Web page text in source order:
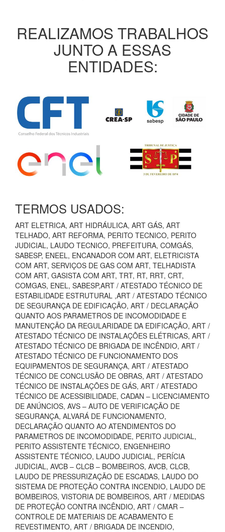
REALIZAMOS TRABALHOS
JUNTO A ESSAS
ENTIDADES:
TERMOS USADOS:
ART ELETRICA, ART HIDRÁULICA, ART GÁS, ART
TELHADO, ART REFORMA, PERITO TECNICO, PERITO
JUDICIAL, LAUDO TECNICO, PREFEITURA, COMGÁS,
SABESP, ENEEL, ENCANADOR COM ART, ELETRICISTA
COM ART, SERVIÇOS DE GAS COM ART, TELHADISTA
COM ART, GASISTA COM ART, TRT, RT, RRT, CRT,
COMGAS, ENEL, SABESP,ART / ATESTADO TÉCNICO DE
ESTABILIDADE ESTRUTURAL ,ART / ATESTADO TÉCNICO
DE SEGURANÇA DE EDIFICAÇÃO, ART / DECLARAÇÃO
QUANTO AOS PARAMETROS DE INCOMODIDADE E
MANUTENÇÃO DA REGULARIDADE DA EDIFICAÇÃO, ART /
ATESTADO TÉCNICO DE INSTALAÇÕES ELÉTRICAS, ART /
ATESTADO TÉCNICO DE BRIGADA DE INCÊNDIO, ART /
ATESTADO TÉCNICO DE FUNCIONAMENTO DOS
EQUIPAMENTOS DE SEGURANÇA, ART / ATESTADO
TÉCNICO DE CONCLUSÃO DE OBRAS, ART / ATESTADO
TÉCNICO DE INSTALAÇÕES DE GÁS, ART / ATESTADO
TÉCNICO DE ACESSIBILIDADE, CADAN – LICENCIAMENTO
DE ANÚNCIOS, AVS – AUTO DE VERIFICAÇÃO DE
SEGURANÇA, ALVARÁ DE FUNCIONAMENTO,
DECLARAÇÃO QUANTO AO ATENDIMENTOS DO
PARAMETROS DE INCOMODIDADE, PERITO JUDICIAL,
PERITO ASSISTENTE TÉCNICO, ENGENHEIRO
ASSISTENTE TÉCNICO, LAUDO JUDICIAL, PERÍCIA
JUDICIAL, AVCB – CLCB – BOMBEIROS, AVCB, CLCB,
LAUDO DE PRESSURIZAÇÃO DE ESCADAS, LAUDO DO
SISTEMA DE PROTEÇÃO CONTRA INCENDIO, LAUDO DE
BOMBEIROS, VISTORIA DE BOMBEIROS, ART / MEDIDAS
DE PROTEÇÃO CONTRA INCÊNDIO, ART / CMAR –
CONTROLE DE MATERIAIS DE ACABAMENTO E
REVESTIMENTO, ART / BRIGADA DE INCENDIO,